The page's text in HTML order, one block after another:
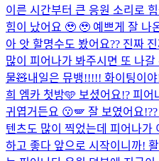
이른 시간부터 큰 응원 소리로
힘이 났어요 🥹 🥹 예쁘게 잘 나
아 앗 할명수도 봤어요?? 진짜
많이 피어나가 봐주시면 또 나갈
물🧸내일은 뮤뱅!!!!! 화이팅이
희 엠카 첫방🩵 보셨어요!? 피어
귀엽거든요 😗​🪽 잘 보였어요
텐츠도 많이 찍었는데 피어나가
하고 좋다 앞으로 시작이니까!